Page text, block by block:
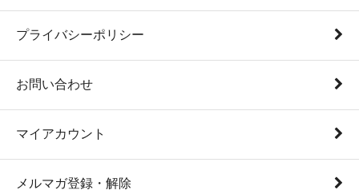
プライバシーポリシー
お問い合わせ
マイアカウント
メルマガ登録・解除